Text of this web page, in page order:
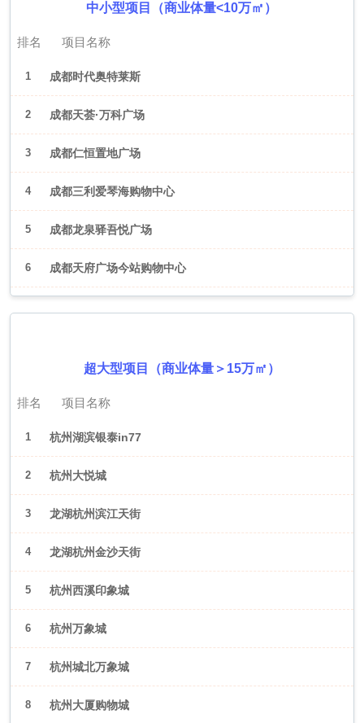
中小型项目（商业体量<10万㎡）
排名 项目名称
1 成都时代奥特莱斯
2 成都天荟·万科广场
3 成都仁恒置地广场
4 成都三利爱琴海购物中心
5 成都龙泉驿吾悦广场
6 成都天府广场今站购物中心
超大型项目（商业体量＞15万㎡）
排名 项目名称
1 杭州湖滨银泰in77
2 杭州大悦城
3 龙湖杭州滨江天街
4 龙湖杭州金沙天街
5 杭州西溪印象城
6 杭州万象城
7 杭州城北万象城
8 杭州大厦购物城